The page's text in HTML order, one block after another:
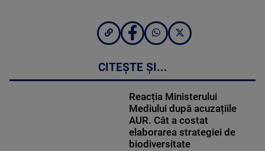
CITEȘTE ȘI...
Reacția Ministerului
Mediului după acuzațiile
AUR. Cât a costat
elaborarea strategiei de
biodiversitate